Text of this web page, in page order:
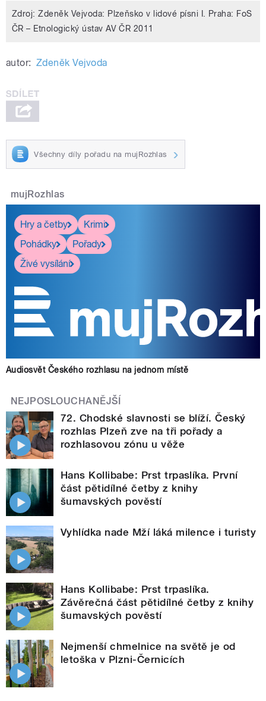
Zdroj: Zdeněk Vejvoda: Plzeňsko v lidové písni I. Praha: FoS
ČR – Etnologický ústav AV ČR 2011
autor: Zdeněk Vejvoda
Všechny díly pořadu na mujRozhlas
mujRozhlas
Hry a četby
Krimi
Pohádky
Pořady
Živé vysílání
Audiosvět Českého rozhlasu na jednom místě
NEJPOSLOUCHANĚJŠÍ
72. Chodské slavnosti se blíží. Český
rozhlas Plzeň zve na tři pořady a
rozhlasovou zónu u věže
Hans Kollibabe: Prst trpaslíka. První
část pětidílné četby z knihy
šumavských pověstí
Vyhlídka nade Mží láká milence i turisty
Hans Kollibabe: Prst trpaslíka.
Závěrečná část pětidílné četby z knihy
šumavských pověstí
Nejmenší chmelnice na světě je od
letoška v Plzni-Černicích